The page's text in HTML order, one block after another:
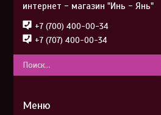
интернет - магазин "Инь - Янь"
+7 (700) 400-00-34
+7 (707) 400-00-34